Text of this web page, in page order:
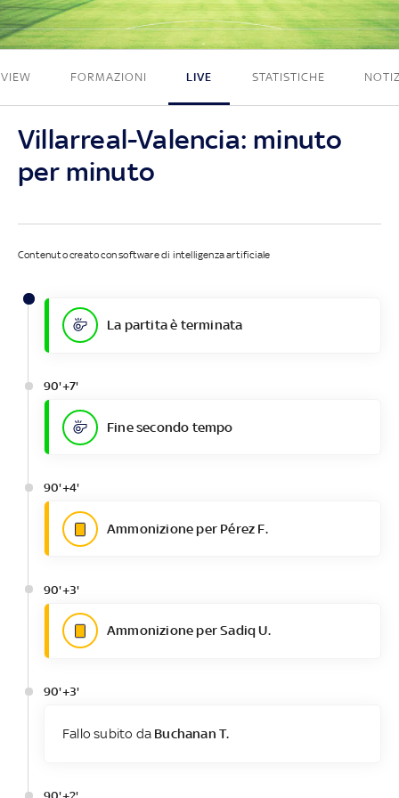
1 - 1
FORMAZIONI LIVE STATISTICHE
Villarreal-Valencia: minuto
per minuto
Contenuto creato con software di intelligenza artificiale
La partita è terminata
90'+7'
Fine secondo tempo
90'+4'
Ammonizione per Pérez F.
90'+3'
Ammonizione per Sadiq U.
90'+3'
Fallo subito da Buchanan T.